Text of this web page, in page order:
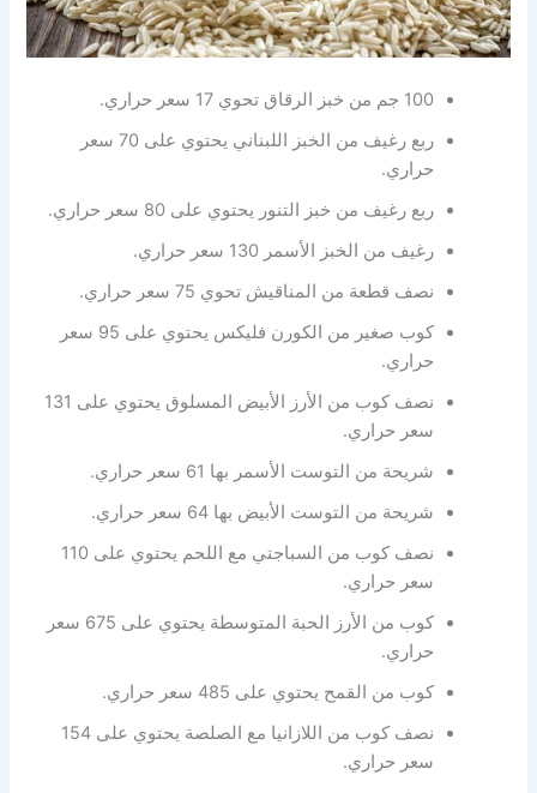
100 جم من خبز الرقاق تحوي 17 سعر حراري.
ربع رغيف من الخبز اللبناني يحتوي على 70 سعر
حراري.
ربع رغيف من خبز التنور يحتوي على 80 سعر حراري.
رغيف من الخبز الأسمر 130 سعر حراري.
نصف قطعة من المناقيش تحوي 75 سعر حراري.
كوب صغير من الكورن فليكس يحتوي على 95 سعر
حراري.
نصف كوب من الأرز الأبيض المسلوق يحتوي على 131
سعر حراري.
شريحة من التوست الأسمر بها 61 سعر حراري.
شريحة من التوست الأبيض بها 64 سعر حراري.
نصف كوب من السباجتي مع اللحم يحتوي على 110
سعر حراري.
كوب من الأرز الحبة المتوسطة يحتوي على 675 سعر
حراري.
كوب من القمح يحتوي على 485 سعر حراري.
نصف كوب من اللازانيا مع الصلصة يحتوي على 154
سعر حراري.